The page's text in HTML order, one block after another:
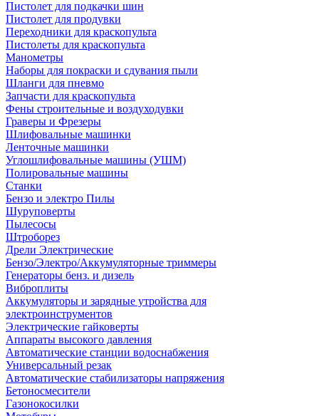
Пистолет для подкачки шин
Пистолет для продувки
Переходники для краскопульта
Пистолеты для краскопульта
Манометры
Наборы для покраски и сдувания пыли
Шланги для пневмо
Запчасти для краскопульта
Фены строительные и воздуходувки
Граверы и Фрезеры
Шлифовальные машинки
Ленточные машинки
Углошлифовальные машины (УШМ)
Полировальные машины
Станки
Бензо и электро Пилы
Шуруповерты
Пылесосы
Штроборез
Дрели Электрические
Бензо/Электро/Аккумуляторные триммеры
Генераторы бенз. и дизель
Виброплиты
Аккумуляторы и зарядные утройства для
электроинструментов
Электрические гайковерты
Аппараты высокого давления
Автоматические станции водоснабжения
Универсальный резак
Автоматические стабилизаторы напряжения
Бетоносмесители
Газонокосилки